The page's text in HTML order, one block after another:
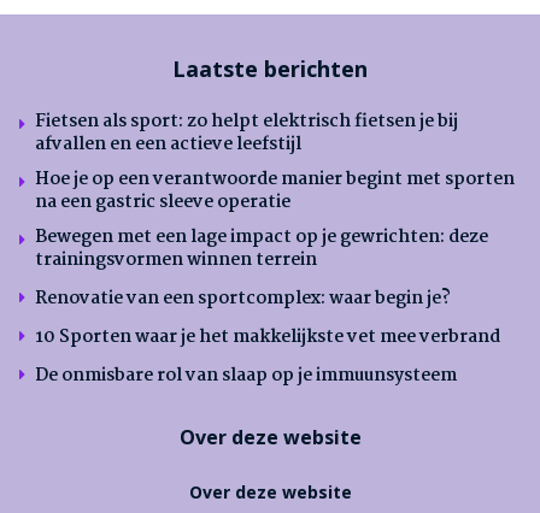
Laatste berichten
Fietsen als sport: zo helpt elektrisch fietsen je bij
afvallen en een actieve leefstijl
Hoe je op een verantwoorde manier begint met sporten
na een gastric sleeve operatie
Bewegen met een lage impact op je gewrichten: deze
trainingsvormen winnen terrein
Renovatie van een sportcomplex: waar begin je?
10 Sporten waar je het makkelijkste vet mee verbrand
De onmisbare rol van slaap op je immuunsysteem
Over deze website
Over deze website